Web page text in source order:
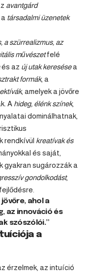
avantgárd
társadalmi üzenetek
a szürrealizmus, az
művészetfelé
és az új utak keresésea
formák, a
, amelyek a jövőre
A hideg, élénk színek,
dominálhatnak,
rendkívül kreatívak és
és saját,
gyakran sugározzák a
gondolkodást,
jövőre, ahol a
az innováció és
szószólói.”
a
érzelmek, az intuíció